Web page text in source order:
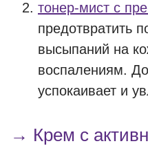
тонер-мист с
предотвратить
высыпаний на
воспалениям.
успокаивает и
→ Крем с